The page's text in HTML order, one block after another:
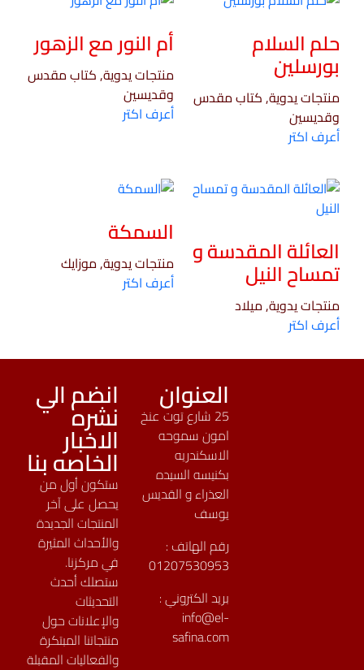
حلم السلام
بورسلين
منتجات يدوية, كتاب مقدس
وقديسين
أعرف اكتر
أم النور مع الزهور
منتجات يدوية, كتاب مقدس
وقديسين
أعرف اكتر
العائلة المقدسة و
تمساح النيل
منتجات يدوية, ميلاد
أعرف اكتر
السمكة
منتجات يدوية, موزايك
أعرف اكتر
العنوان
25 شارع توت عنخ
امون سموحه
الاسكندريه
بكنيسه السيده
العذراء و القديس
يوسف
رقم الهاتف :
01207530953
بريد الكتروني :
info@el-
safina.com
انضم الي
نشره
الاخبار
الخاصه بنا
ستكون أول من
يحصل على آخر
المنتجات الجديدة
والأحداث المثيرة
في مركزنا.
ستصلك أحدث
التحديثات
والإعلانات حول
منتجاتنا المبتكرة
والفعاليات المقبلة